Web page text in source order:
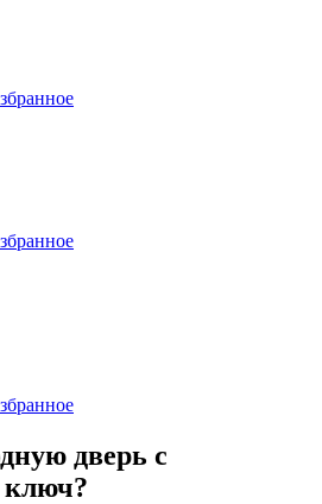
дверь с
ключ?